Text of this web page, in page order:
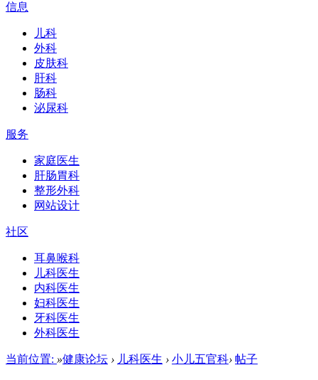
信息
儿科
外科
皮肤科
肝科
肠科
泌尿科
服务
家庭医生
肝肠胃科
整形外科
网站设计
社区
耳鼻喉科
儿科医生
内科医生
妇科医生
牙科医生
外科医生
当前位置: »健康论坛 › 儿科医生 › 小儿五官科› 帖子